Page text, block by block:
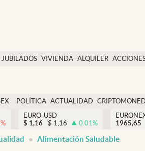
JUBILADOS VIVIENDA ALQUILER
USA
Colombia
POLÍTICA ACTUALIDAD
%
EURO-USD
$ 1,16 $ 1,16 0.01%
1965,65
Alimentación Saludable